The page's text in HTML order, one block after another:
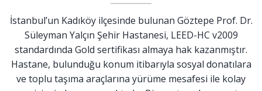
İstanbul’un Kadıköy ilçesinde bulunan Göztepe Prof. Dr.
Süleyman Yalçın Şehir Hastanesi, LEED-HC v2009
standardında Gold sertifikası almaya hak kazanmıştır.
Hastane, bulunduğu konum itibarıyla sosyal donatılara
ve toplu taşıma araçlarına yürüme mesafesi ile kolay